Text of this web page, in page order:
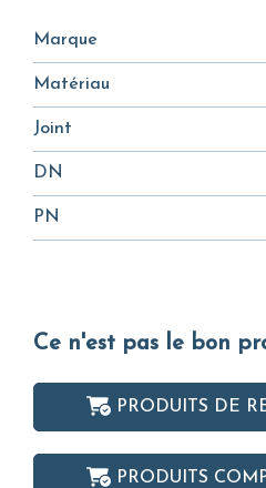
Marque
Matériau
Joint
DN
PN
Ce n'est pas le bon
PRODUITS DE
PRODUITS